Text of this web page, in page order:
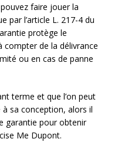
faire jouer la
par l’article L. 217-4 du
protège le
de la délivrance
ou en cas de panne
terme et que l’on peut
à sa conception, alors il
garantie pour obtenir
Me Dupont.